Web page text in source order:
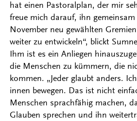
hat einen Pastoralplan, der mir
freue mich darauf, ihn
November neu gewählten
weiter zu entwickeln“, blickt
Ihm ist es ein Anliegen
die Menschen zu kümmern, die
kommen. „Jeder glaubt anders.
innen bewegen. Das ist nicht
Menschen sprachfähig machen,
Glauben sprechen und ihn